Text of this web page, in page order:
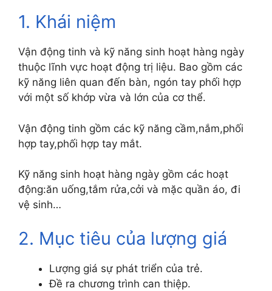
1. Khái niệm
Vận động tinh và kỹ năng sinh hoạt hàng ngày
thuộc lĩnh vực hoạt động trị liệu. Bao gồm các
kỹ năng liên quan đến bàn, ngón tay phối hợp
với một số khớp vừa và lớn của cơ thể.
Vận động tinh gồm các kỹ năng cầm,nắm,phối
hợp tay,phối hợp tay mắt.
Kỹ năng sinh hoạt hàng ngày gồm các hoạt
động:ăn uống,tắm rửa,cởi và mặc quần áo, đi
vệ sinh…
2. Mục tiêu của lượng giá
Lượng giá sự phát triển của trẻ.
Đề ra chương trình can thiệp.